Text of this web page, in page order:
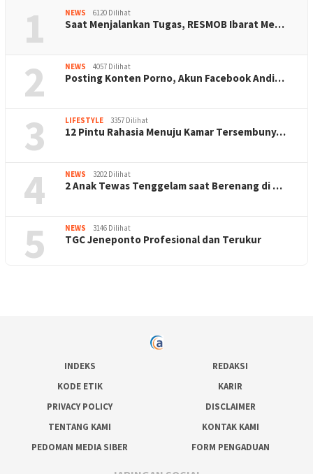
1 NEWS 6120 Dilihat
Saat Menjalankan Tugas, RESMOB Ibarat Me…
2 NEWS 4057 Dilihat
Posting Konten Porno, Akun Facebook Andi…
3 LIFESTYLE 3357 Dilihat
12 Pintu Rahasia Menuju Kamar Tersembuny…
4 NEWS 3202 Dilihat
2 Anak Tewas Tenggelam saat Berenang di …
5 NEWS 3146 Dilihat
TGC Jeneponto Profesional dan Terukur
INDEKS
REDAKSI
KODE ETIK
KARIR
PRIVACY POLICY
DISCLAIMER
TENTANG KAMI
KONTAK KAMI
PEDOMAN MEDIA SIBER
FORM PENGADUAN